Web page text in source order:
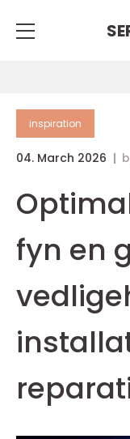
inspiration
04. March 2026
fyn en